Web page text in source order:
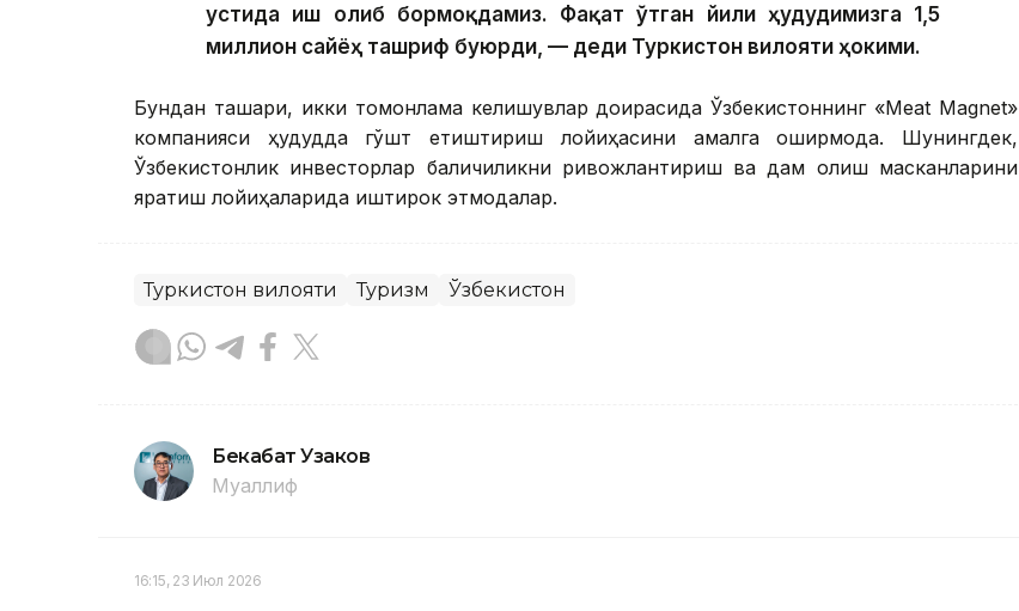
устида иш олиб бормоқдамиз. Фақат ўтган йили ҳудудимизга 1,5
миллион сайёҳ ташриф буюрди, — деди Туркистон вилояти ҳокими.
Бундан ташқари, икки томонлама келишувлар доирасида Ўзбекистоннинг «Meat Magnet»
компанияси ҳудудда гўшт етиштириш лойиҳасини амалга оширмоқда. Шунингдек,
Ўзбекистонлик инвесторлар балиқчиликни ривожлантириш ва дам олиш масканларини
яратиш лойиҳаларида иштирок этмоқдалар.
Туркистон вилояти Туризм Ўзбекистон
Бекабат Узаков
Муаллиф
16:15, 23 Июл 2026